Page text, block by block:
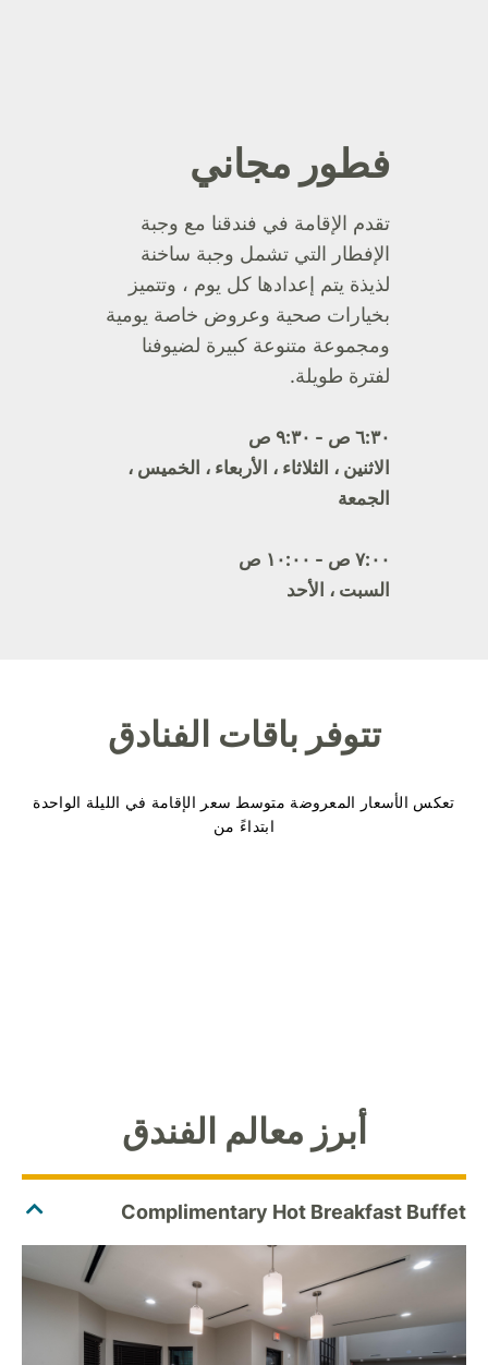
فطور مجاني
تقدم الإقامة في فندقنا مع وجبة
الإفطار التي تشمل وجبة ساخنة
لذيذة يتم إعدادها كل يوم ، وتتميز
بخيارات صحية وعروض خاصة يومية
ومجموعة متنوعة كبيرة لضيوفنا
لفترة طويلة.
٦:٣٠ ص - ٩:٣٠ ص
الاثنين ، الثلاثاء ، الأربعاء ، الخميس ،
الجمعة
٧:٠٠ ص - ١٠:٠٠ ص
السبت ، الأحد
تتوفر باقات الفنادق
تعكس الأسعار المعروضة متوسط سعر الإقامة في الليلة الواحدة
ابتداءً من
أبرز معالم الفندق